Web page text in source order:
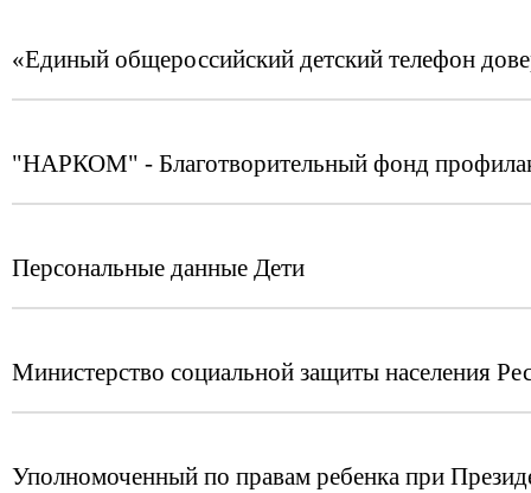
«Единый общероссийский детский телефон
"НАРКОМ" - Благотворительный фонд
Персональные данные Дети
Министерство социальной защиты населения
Уполномоченный по правам ребенка при